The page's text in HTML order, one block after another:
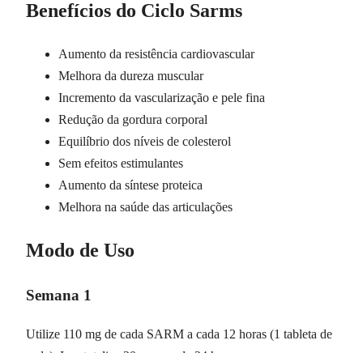
Benefícios do Ciclo Sarms
Aumento da resistência cardiovascular
Melhora da dureza muscular
Incremento da vascularização e pele fina
Redução da gordura corporal
Equilíbrio dos níveis de colesterol
Sem efeitos estimulantes
Aumento da síntese proteica
Melhora na saúde das articulações
Modo de Uso
Semana 1
Utilize 110 mg de cada SARM a cada 12 horas (1 tableta de